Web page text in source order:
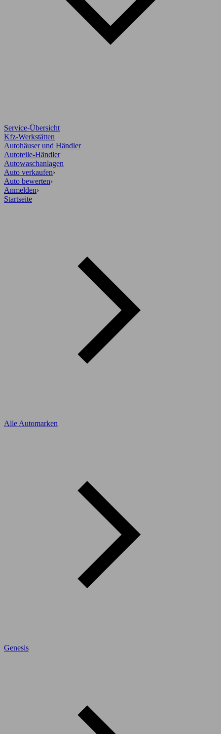
Service-Übersicht
Kfz-Werkstätten
Autohäuser und Händler
Autoteile-Händler
Autowaschanlagen
Auto verkaufen›
Auto bewerten›
Anmelden›
Startseite
Alle Automarken
Genesis